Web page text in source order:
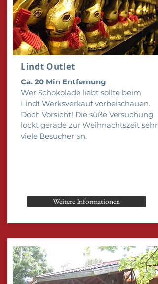
Ca. 20 Min Entfernung
Wer Schokolade liebt sollte beim
Lindt Werksverkauf vorbeischauen.
Doch Vorsicht! Die süße Versuchung
lockt gerade zur Weihnachtszeit sehr
viele Besucher an.
Lindt Outlet
Weitere Informationen